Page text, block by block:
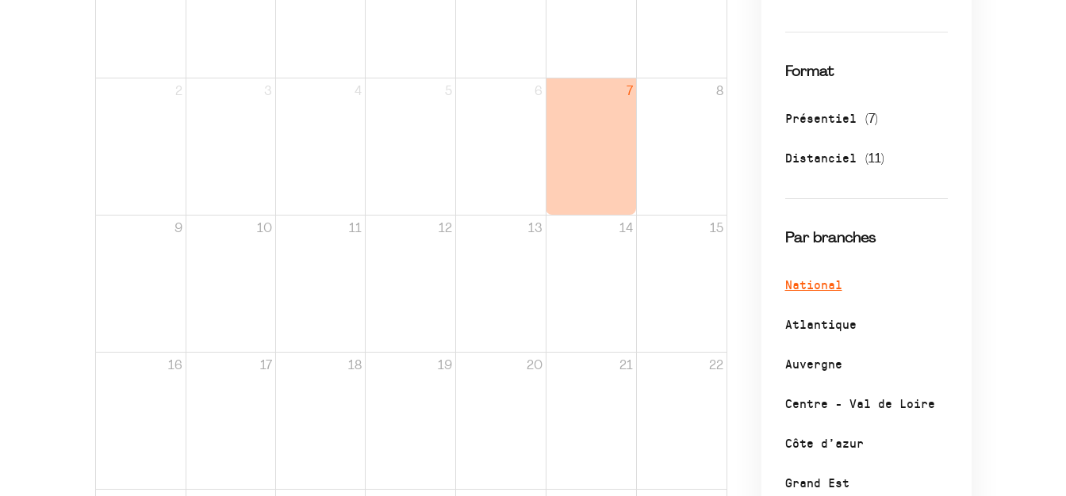
Format
Présentiel (7)
Distanciel (11)
Par branches
National
Atlantique
Auvergne
Centre - Val de Loire
Côte d’azur
Grand Est
2 3 4 5 6 7 8
9 10 11 12 13 14 15
16 17 18 19 20 21 22